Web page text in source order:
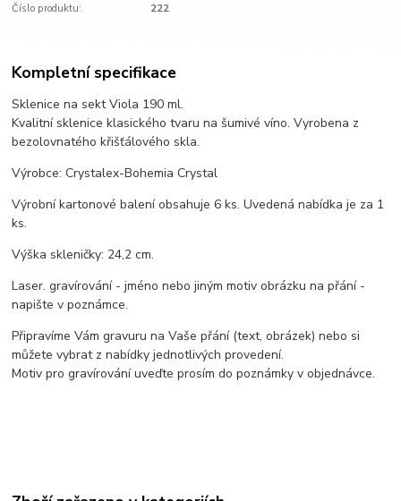
Číslo produktu: 222
Kompletní specifikace
Sklenice na sekt Viola 190 ml.
Kvalitní sklenice klasického tvaru na šumivé víno. Vyrobena z
bezolovnatého křišťálového skla.
Výrobce: Crystalex-Bohemia Crystal
Výrobní kartonové balení obsahuje 6 ks. Uvedená nabídka je za 1
ks.
Výška skleničky: 24,2 cm.
Laser. gravírování - jméno nebo jiným motiv obrázku na přání -
napište v poznámce.
Připravíme Vám gravuru na Vaše přání (text, obrázek) nebo si
můžete vybrat z nabídky jednotlivých provedení.
Motiv pro gravírování uveďte prosím do poznámky v objednávce.